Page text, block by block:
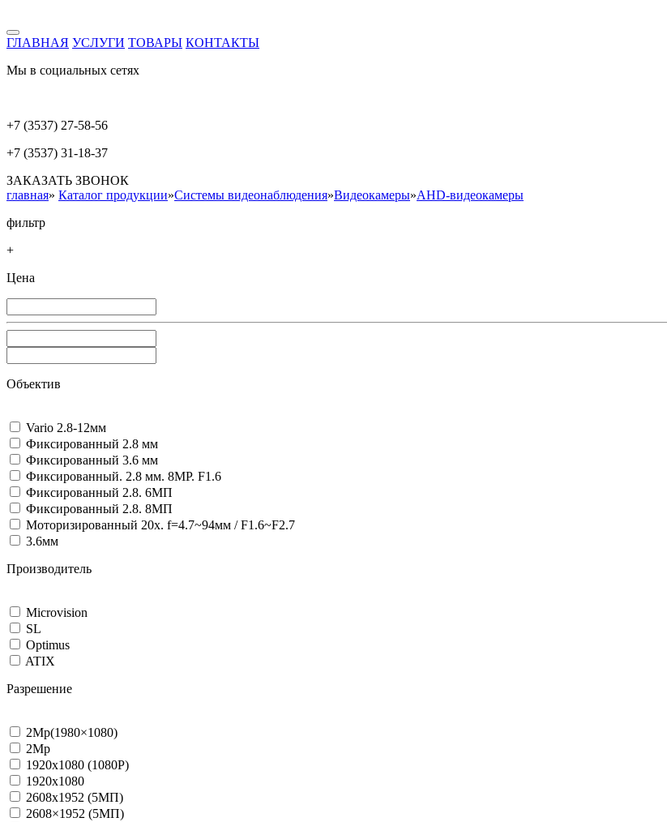
ГЛАВНАЯ УСЛУГИ ТОВАРЫ КОНТАКТЫ
Мы в социальных сетях
+7 (3537) 27-58-56
+7 (3537) 31-18-37
ЗАКАЗАТЬ ЗВОНОК
главная» Каталог продукции»Системы видеонаблюдения»Видеокамеры»AHD-видеокамеры
фильтр
+
Цена
Объектив
Vario 2.8-12мм
Фиксированный 2.8 мм
Фиксированный 3.6 мм
Фиксированный. 2.8 мм. 8МР. F1.6
Фиксированный 2.8. 6МП
Фиксированный 2.8. 8МП
Моторизированный 20x. f=4.7~94мм / F1.6~F2.7
3.6мм
Производитель
Microvision
SL
Optimus
ATIX
Разрешение
2Мр(1980×1080)
2Мр
1920х1080 (1080P)
1920х1080
2608х1952 (5МП)
2608×1952 (5МП)